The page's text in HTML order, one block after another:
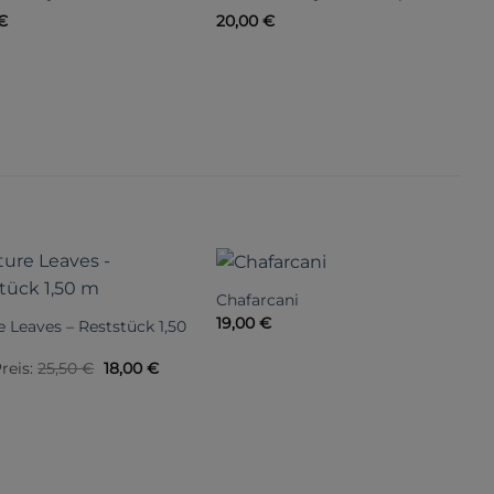
20,00€
Leaves – Reststück 1,50
25,50€ Ursprünglicher
Preis
18,00 €Aktueller
Chafarcani
19,00€